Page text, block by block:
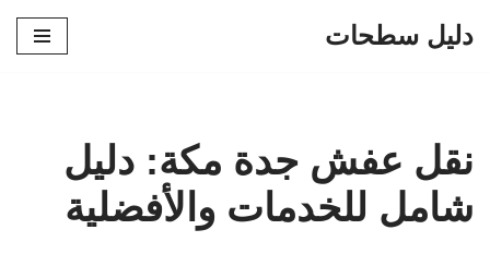
دليل سطحات
نقل عفش جدة مكة: دليل
شامل للخدمات والأفضلية